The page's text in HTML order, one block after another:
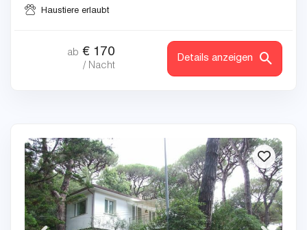
Haustiere erlaubt
ab € 170
/ Nacht
Details anzeigen